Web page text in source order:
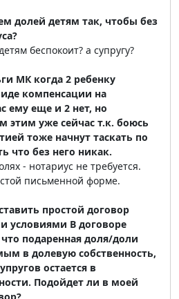
долей детям так, чтобы без
беспокоит? а супругу?
МК когда 2 ребенку
компенсации на
ему еще и 2 нет, но
этим уже сейчас т.к. боюсь
тоже начнут таскать по
что без него никак.
- нотариус не требуется.
письменной форме.
простой договор
условиями В договоре
подаренная доля/доли
в долевую собственность,
остается в
Подойдет ли в моей